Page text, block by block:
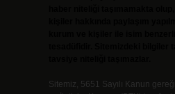
Sitemiz, 5651 Sayılı Kanun